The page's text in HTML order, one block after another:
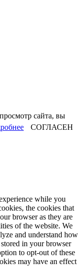
сайта, вы
СОГЛАСЕН
while you
the cookies that
browser as they are
of the website. We
and understand how
in your browser
to opt-out of these
may have an effect